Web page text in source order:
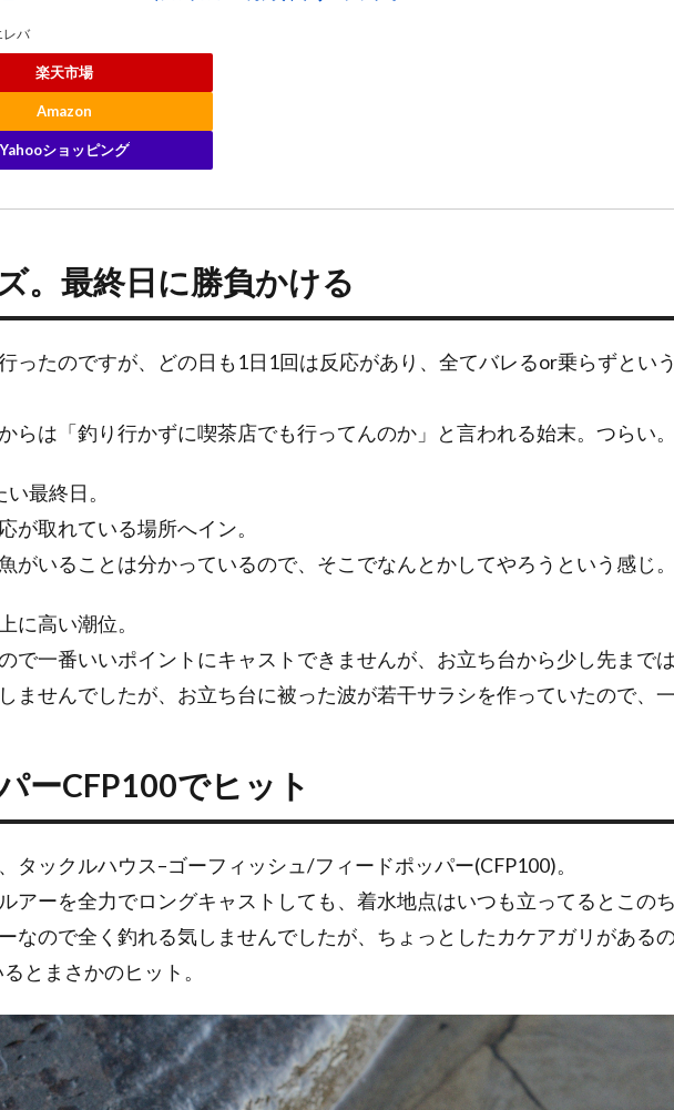
レバ
楽天市場
Amazon
Yahooショッピング
。最終日に勝負かける
ったのですが、どの日も1日1回は反応があり、全てバレるor乗らずとい
らは「釣り行かずに喫茶店でも行ってんのか」と言われる始末。つらい。
最終日。
が取れている場所へイン。
がいることは分かっているので、そこでなんとかしてやろうという感じ。
に高い潮位。
で一番いいポイントにキャストできませんが、お立ち台から少し先まで
ませんでしたが、お立ち台に被った波が若干サラシを作っていたので、
ーCFP100でヒット
タックルハウス–ゴーフィッシュ/フィードポッパー(CFP100)。
アーを全力でロングキャストしても、着水地点はいつも立ってるとこのち
なので全く釣れる気しませんでしたが、ちょっとしたカケアガリがある
とまさかのヒット。